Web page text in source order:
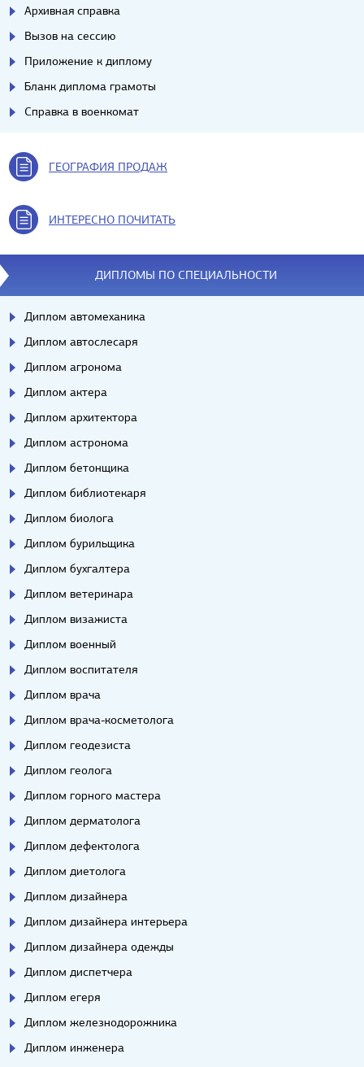
Архивная справка
Вызов на сессию
Приложение к диплому
Бланк диплома грамоты
Справка в военкомат
ГЕОГРАФИЯ ПРОДАЖ
ИНТЕРЕСНО ПОЧИТАТЬ
ДИПЛОМЫ ПО СПЕЦИАЛЬНОСТИ
Диплом автомеханика
Диплом автослесаря
Диплом агронома
Диплом актера
Диплом архитектора
Диплом астронома
Диплом бетонщика
Диплом библиотекаря
Диплом биолога
Диплом бурильщика
Диплом бухгалтера
Диплом ветеринара
Диплом визажиста
Диплом военный
Диплом воспитателя
Диплом врача
Диплом врача-косметолога
Диплом геодезиста
Диплом геолога
Диплом горного мастера
Диплом дерматолога
Диплом дефектолога
Диплом диетолога
Диплом дизайнера
Диплом дизайнера интерьера
Диплом дизайнера одежды
Диплом диспетчера
Диплом егеря
Диплом железнодорожника
Диплом инженера